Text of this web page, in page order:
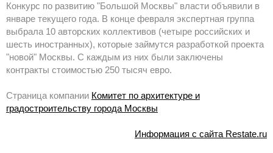
Конкурс по развитию "Большой Москвы" власти объявили в
январе текущего года. В конце февраля экспертная группа
выбрала 10 авторских коллективов (четыре российских и
шесть иностранных), которые займутся разработкой проекта
"новой" Москвы. С каждым из них были заключены
контракты стоимостью 250 тысяч евро.
Страница компании Комитет по архитектуре и
градостроительству города Москвы
Информация с сайта Restate.ru